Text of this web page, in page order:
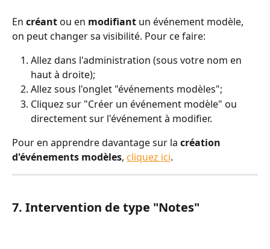
En créant ou en modifiant un événement modèle,
on peut changer sa visibilité. Pour ce faire:
Allez dans l'administration (sous votre nom en
haut à droite);
Allez sous l'onglet "événements modèles";
Cliquez sur "Créer un événement modèle" ou
directement sur l'événement à modifier.
Pour en apprendre davantage sur la création
d'événements modèles, cliquez ici.
7. Intervention de type "Notes"